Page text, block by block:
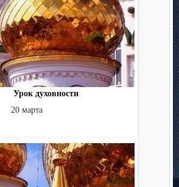
Урок духовности
20 марта